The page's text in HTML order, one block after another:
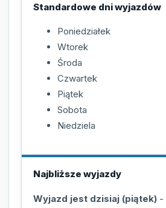
Standardowe dni wyjazdów
Poniedziałek
Wtorek
Środa
Czwartek
Piątek
Sobota
Niedziela
Najbliższe wyjazdy
Wyjazd jest dzisiaj (piątek) -